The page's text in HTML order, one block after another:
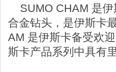
SUMO CHAM 是伊
合金钻头，是伊斯卡
AM 是伊斯卡备受欢
斯卡产品系列中具有